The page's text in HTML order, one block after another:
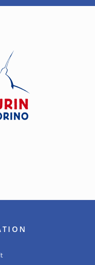
PARTNERSTADT
NEWS
& Downloads
Satzung